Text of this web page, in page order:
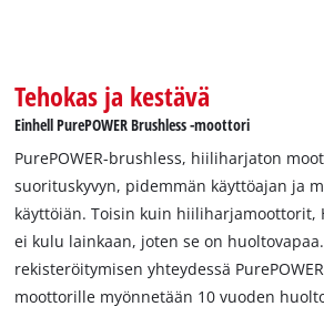
Tehokas ja kestävä
Einhell PurePOWER Brushless -moottori
PurePOWER-brushless, hiiliharjaton
suorituskyvyn, pidemmän käyttöajan ja
käyttöiän. Toisin kuin
ei kulu lainkaan, joten se on
rekisteröitymisen yhteydessä
moottorille myönnetään 10 vuoden